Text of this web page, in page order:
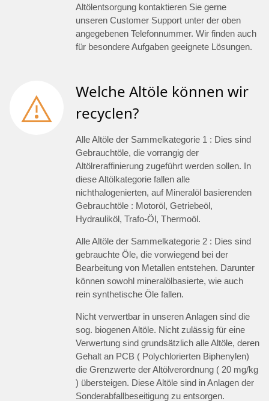
Altölentsorgung kontaktieren Sie gerne
unseren Customer Support unter der oben
angegebenen Telefonnummer. Wir finden auch
für besondere Aufgaben geeignete Lösungen.
Welche Altöle können wir
recyclen?
Alle Altöle der Sammelkategorie 1 : Dies sind
Gebrauchtöle, die vorrangig der
Altölreraffinierung zugeführt werden sollen. In
diese Altölkategorie fallen alle
nichthalogenierten, auf Mineralöl basierenden
Gebrauchtöle : Motoröl, Getriebeöl,
Hydrauliköl, Trafo-Öl, Thermoöl.
Alle Altöle der Sammelkategorie 2 : Dies sind
gebrauchte Öle, die vorwiegend bei der
Bearbeitung von Metallen entstehen. Darunter
können sowohl mineralölbasierte, wie auch
rein synthetische Öle fallen.
Nicht verwertbar in unseren Anlagen sind die
sog. biogenen Altöle. Nicht zulässig für eine
Verwertung sind grundsätzlich alle Altöle, deren
Gehalt an PCB ( Polychlorierten Biphenylen)
die Grenzwerte der Altölverordnung ( 20 mg/kg
) übersteigen. Diese Altöle sind in Anlagen der
Sonderabfallbeseitigung zu entsorgen.